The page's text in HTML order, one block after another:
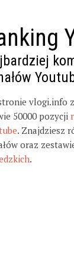
vlogi.info
50000 pozycji
. Znajdziesz
oraz
.